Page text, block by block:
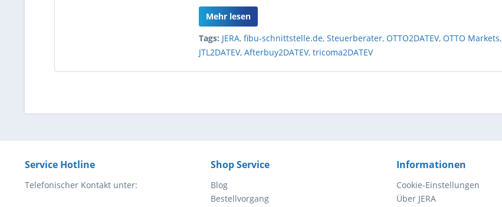
Mehr lesen
Tags: JERA,fibu-schnittstelle.de,Steuerberater,OTTO2DATEV,OTTO Markets,
JTL2DATEV,Afterbuy2DATEV,tricoma2DATEV
Service Hotline
Telefonischer Kontakt unter:
Shop Service
Blog
Bestellvorgang
Informationen
Cookie-Einstellungen
Über JERA